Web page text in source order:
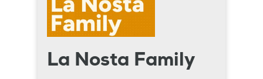
La Nosta Family